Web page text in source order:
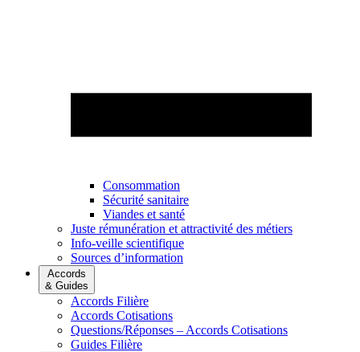
Consommation
Sécurité sanitaire
Viandes et santé
Juste rémunération et attractivité des métiers
Info-veille scientifique
Sources d’information
Accords
& Guides
Accords Filière
Accords Cotisations
Questions/Réponses – Accords Cotisations
Guides Filière